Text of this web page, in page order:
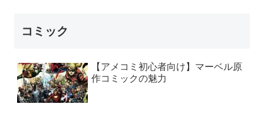
コミック
【アメコミ初心者向け】マーベル原
作コミックの魅力